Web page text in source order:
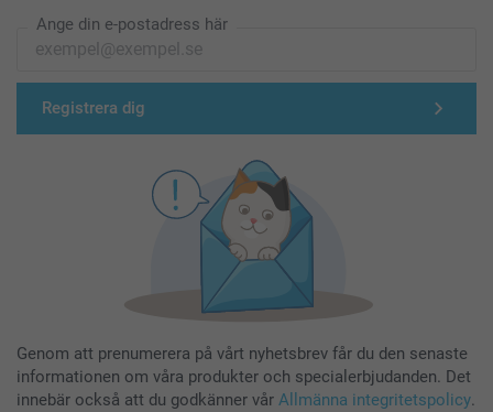
Ange din e-postadress här
Registrera dig
Genom att prenumerera på vårt nyhetsbrev får du den senaste
informationen om våra produkter och specialerbjudanden. Det
innebär också att du godkänner vår Allmänna integritetspolicy.